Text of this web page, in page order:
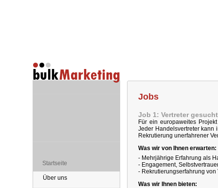
Startseite
Über uns
Jobs
Job 1: Vertreter gesucht
Für ein europaweites
Jeder Handelsvertreter kann
Rekrutierung unerfahrener
Was wir von Ihnen erwarten:
- Mehrjährige Erfahrung als
- Engagement,
- Rekrutierungserfahrung
Was wir Ihnen bieten: